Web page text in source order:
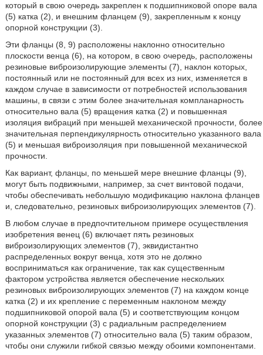
который в свою очередь закреплен к подшипниковой опоре вала
(5) катка (2), и внешним фланцем (9), закрепленным к концу
опорной конструкции (3).
Эти фланцы (8, 9) расположены наклонно относительно
плоскости венца (6), на котором, в свою очередь, расположены
резиновые виброизолирующие элементы (7), наклон которых,
постоянный или не постоянный для всех из них, изменяется в
каждом случае в зависимости от потребностей использования
машины, в связи с этим более значительная компланарность
относительно вала (5) вращения катка (2) и повышенная
изоляция вибраций при меньшей механической прочности, более
значительная перпендикулярность относительно указанного вала
(5) и меньшая виброизоляция при повышенной механической
прочности.
Как вариант, фланцы, по меньшей мере внешние фланцы (9),
могут быть подвижными, например, за счет винтовой подачи,
чтобы обеспечивать небольшую модификацию наклона фланцев
и, следовательно, резиновых виброизолирующих элементов (7).
В любом случае в предпочтительном примере осуществления
изобретения венец (6) включает пять резиновых
виброизолирующих элементов (7), эквидистантно
распределенных вокруг венца, хотя это не должно
восприниматься как ограничение, так как существенным
фактором устройства является обеспечение нескольких
резиновых виброизолирующих элементов (7) на каждом конце
катка (2) и их крепление с переменным наклоном между
подшипниковой опорой вала (5) и соответствующим концом
опорной конструкции (3) с радиальным распределением
указанных элементов (7) относительно вала (5) таким образом,
чтобы они служили гибкой связью между обоими компонентами.